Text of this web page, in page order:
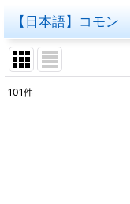
【日本語】コモン
101件